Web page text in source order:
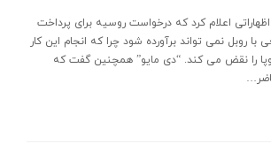
اظهاراتی اعلام کرد که درخواست روسیه برای پرداخت
با روبل نمی تواند برآورده شود چرا که انجام این کار
را نقض می کند. “دی مایو” همچنین گفت که